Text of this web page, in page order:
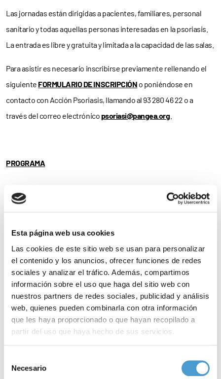
Esta página web usa cookies
Las cookies de este sitio web se usan para personalizar
el contenido y los anuncios, ofrecer funciones de redes
sociales y analizar el tráfico. Además, compartimos
información sobre el uso que haga del sitio web con
nuestros partners de redes sociales, publicidad y análisis
web, quienes pueden combinarla con otra información
que les haya proporcionado o que hayan recopilado a
partir del uso que haya hecho de sus servicios.
de cookies
Necesario
Las jornadas están dirigidas a pacientes, familiares, personal
sanitario y todas aquellas personas interesadas en la psoriasis.
La entrada es libre y gratuita y limitada a la capacidad de las salas.
Para asistir es necesario inscribirse previamente rellenando el
siguiente FORMULARIO DE INSCRIPCIÓN o poniéndose en
contacto con Acción Psoriasis, llamando al 93 280 46 22 o a
través del correo electrónicopsoriasi@pangea.org.
PROGRAMA
Noticias
relacionadas